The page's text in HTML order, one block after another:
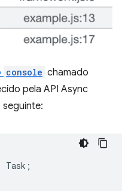
console chamado
pela API Async
seguinte:
Task ;